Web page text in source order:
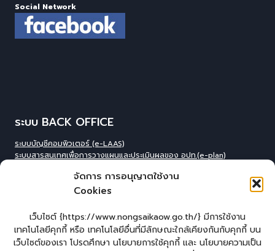
จัดการ การอนุญาตใช้งาน
Cookies
เว็บไซต์ {https://www.nongsaikaow.go.th/} มีการใช้งาน
เทคโนโลยีคุกกี้ หรือ เทคโนโลยีอื่นที่มีลักษณะใกล้เคียงกันกับคุกกี้ บน
เว็บไซต์ของเรา โปรดศึกษา นโยบายการใช้คุกกี้ และ นโยบายความเป็น
Social Network
ระบบ BACK OFFICE
ระบบบัญชีคอมพิวเตอร์ (e-LAAS)
ระบบสารสนเทศเพื่อการวางแผนและประเมินผลของ อปท.(e-plan)
ระบบข้อมูลบุคลากรองค์กร(IHR)
ระบบสารสนเทศข้อมูล competincy ของบุคลากรทุกตำแหน่ง (กรอบอัตรา
ระบบสารสนเทศการจัดการฐานข้อมูลเบี้ยยังชีพขององค์กร
ปกครอง(welfare)
ระบบสารสนเทศทางการศีกษาท้องถิ่น(Lec)
ระบบข้อมูลสารสนเทศทางการศึกษาท้องถิ่น(SIS)